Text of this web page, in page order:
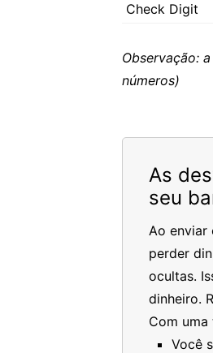
Check Digit
Observação:
números)
As
seu
Ao enviar
perder
ocultas.
dinheiro.
Com
Você